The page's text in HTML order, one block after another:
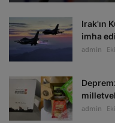
Irak'ın
imha
admin
admin